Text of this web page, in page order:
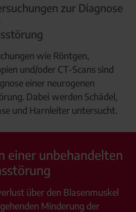
zur Diagnose
wie Röntgen,
und/oder CT-Scans sind
einer neurogenen
Dabei werden Schädel,
und Harnleiter untersucht.
einer unbehandelten
über den Blasenmuskel
Minderung der